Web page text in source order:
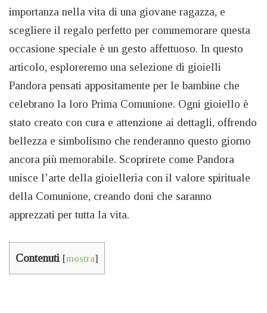
importanza nella vita di una giovane ragazza, e
scegliere il regalo perfetto per commemorare questa
occasione speciale è un gesto affettuoso. In questo
articolo, esploreremo una selezione di gioielli
Pandora pensati appositamente per le bambine che
celebrano la loro Prima Comunione. Ogni gioiello è
stato creato con cura e attenzione ai dettagli, offrendo
bellezza e simbolismo che renderanno questo giorno
ancora più memorabile. Scoprirete come Pandora
unisce l’arte della gioielleria con il valore spirituale
della Comunione, creando doni che saranno
apprezzati per tutta la vita.
Contenuti [mostra]